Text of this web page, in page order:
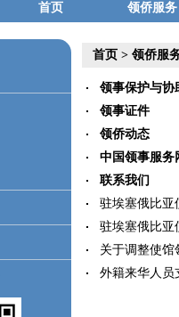
首页 领侨服务
首页> 领侨服
领事保护与协
领事证件
领侨动态
中国领事服务
联系我们
驻埃塞俄比亚
驻埃塞俄比亚
关于调整使馆
外籍来华人员